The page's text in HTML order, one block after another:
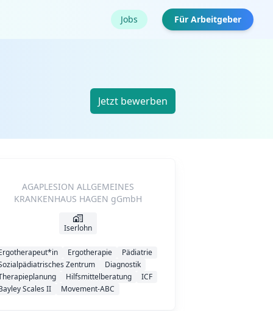
Jobs Für Arbeitgeber
Jetzt bewerben
AGAPLESION ALLGEMEINES
KRANKENHAUS HAGEN gGmbH
Iserlohn
Ergotherapie
Pädiatrie
Zentrum
Diagnostik
Hilfsmittelberatung
ICF
Scales II
Movement-ABC